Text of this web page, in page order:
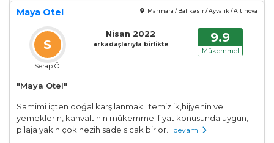
Maya Otel Marmara / Balıkesir / Ayvalık / Altınova
S
Serap Ö.
Nisan 2022
arkadaşlarıyla birlikte 9.9
Mükemmel
"Maya Otel"
Samimi içten doğal karşılanmak.. temizlik,hijyenin ve
yemeklerin, kahvaltının mükemmel fiyat konusunda uygun,
pilaja yakın çok nezih sade sıcak bir or... devamı